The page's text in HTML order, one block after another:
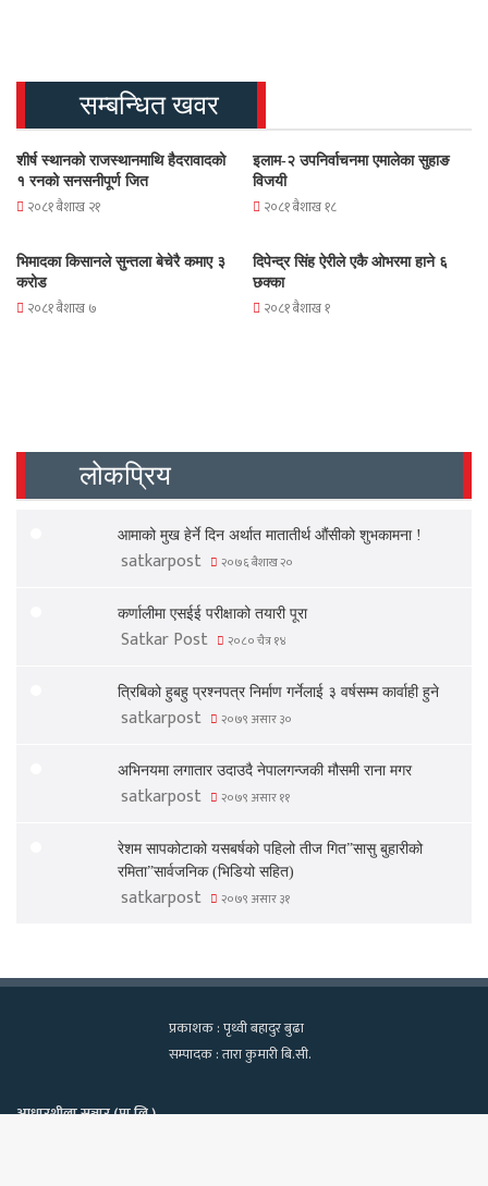
सम्बन्धित खवर
शीर्ष स्थानको राजस्थानमाथि हैदरावादको
१ रनको सनसनीपूर्ण जित
२०८१ बैशाख २१
इलाम-२ उपनिर्वाचनमा एमालेका सुहाङ
विजयी
२०८१ बैशाख १८
भिमादका किसानले सुन्तला बेचेरै कमाए ३
करोड
२०८१ बैशाख ७
दिपेन्द्र सिंह ऐरीले एकै ओभरमा हाने ६
छक्का
२०८१ बैशाख १
लोकप्रिय
आमाको मुख हेर्ने दिन अर्थात मातातीर्थ औंसीको शुभकामना !
satkarpost २०७६ बैशाख २०
कर्णालीमा एसईई परीक्षाको तयारी पूरा
Satkar Post २०८० चैत्र १४
त्रिबिको हुबहु प्रश्नपत्र निर्माण गर्नेलाई ३ वर्षसम्म कार्वाही हुने
satkarpost २०७९ असार ३०
अभिनयमा लगातार उदाउदै नेपालगन्जकी मौसमी राना मगर
satkarpost २०७९ असार ११
रेशम सापकोटाको यसबर्षको पहिलो तीज गित”सासु बुहारीको
रमिता”सार्वजनिक (भिडियो सहित)
satkarpost २०७९ असार ३१
प्रकाशक : पृथ्वी बहादुर बुढा
सम्पादक : तारा कुमारी बि.सी.
आधारशीला सञ्चार (प्रा.लि.)